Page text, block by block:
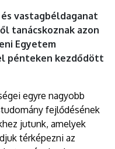
vastagbéldaganat
tanácskoznak azon
Egyetem
pénteken kezdődött
egyre nagyobb
fejlődésének
jutunk, amelyek
térképezni az